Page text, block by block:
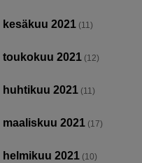
kesäkuu 2021 (11)
toukokuu 2021 (12)
huhtikuu 2021 (11)
maaliskuu 2021 (17)
helmikuu 2021 (10)